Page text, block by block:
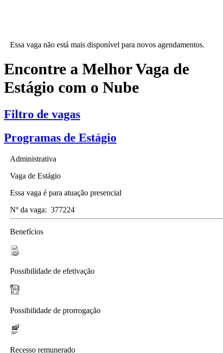
Essa vaga não está mais disponível para novos agendamentos.
Encontre a Melhor Vaga de
Estágio com o Nube
Filtro de vagas
Programas de Estágio
Administrativa
Vaga de Estágio
Essa vaga é para atuação presencial
Nº da vaga: 377224
Benefícios
Possibilidade de efetivação
Possibilidade de prorrogação
Recesso remunerado